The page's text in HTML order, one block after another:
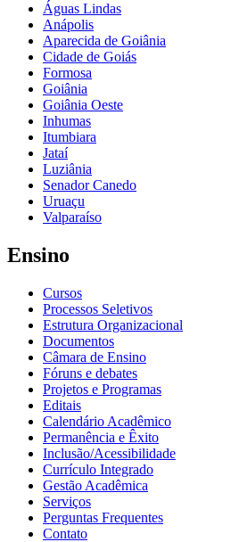
Águas Lindas
Anápolis
Aparecida de Goiânia
Cidade de Goiás
Formosa
Goiânia
Goiânia Oeste
Inhumas
Itumbiara
Jataí
Luziânia
Senador Canedo
Uruaçu
Valparaíso
Ensino
Cursos
Processos Seletivos
Estrutura Organizacional
Documentos
Câmara de Ensino
Fóruns e debates
Projetos e Programas
Editais
Calendário Acadêmico
Permanência e Êxito
Inclusão/Acessibilidade
Currículo Integrado
Gestão Acadêmica
Serviços
Perguntas Frequentes
Contato